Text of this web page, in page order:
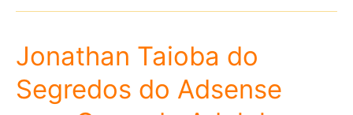
do
Como
Funciona
Jonathan Taioba do
Segredos do Adsense